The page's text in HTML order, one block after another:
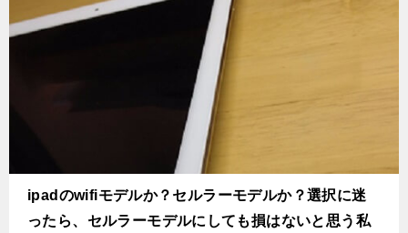
ipadのwifiモデルか？セルラーモデルか？選択に迷
ったら、セルラーモデルにしても損はないと思う私